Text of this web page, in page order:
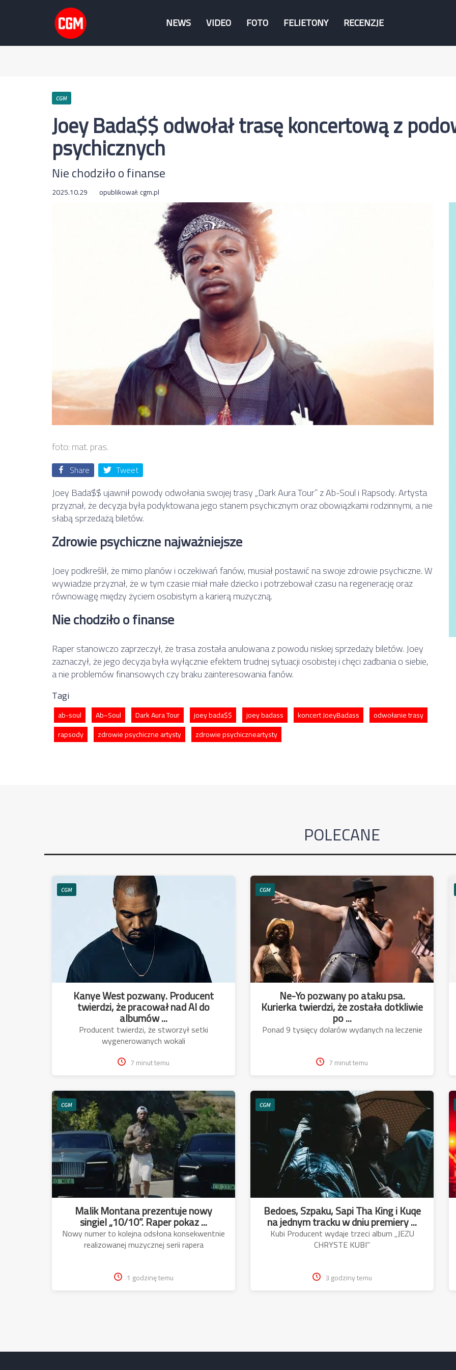
NEWS VIDEO FOTO FELIETONY RECENZJE
CGM
Joey Bada$$ odwołał trasę koncertową z
psychicznych
Nie chodziło o finanse
2025.10.29 opublikował:cgm.pl
foto: mat. pras.
Share Tweet
Joey Bada$$ ujawnił powody odwołania swojej trasy „Dark Aura Tour” z Ab-Soul i Rapsody. Artysta
przyznał, że decyzja była podyktowana jego stanem psychicznym oraz obowiązkami rodzinnymi, a nie
słabą sprzedażą biletów.
Zdrowie psychiczne najważniejsze
Joey podkreślił, że mimo planów i oczekiwań fanów, musiał postawić na swoje zdrowie psychiczne. W
wywiadzie przyznał, że w tym czasie miał małe dziecko i potrzebował czasu na regenerację oraz
równowagę między życiem osobistym a karierą muzyczną.
Nie chodziło o finanse
Raper stanowczo zaprzeczył, że trasa została anulowana z powodu niskiej sprzedaży biletów. Joey
zaznaczył, że jego decyzja była wyłącznie efektem trudnej sytuacji osobistej i chęci zadbania o siebie,
a nie problemów finansowych czy braku zainteresowania fanów.
Tagi
ab-soul Ab−Soul Dark Aura Tour joey bada$$ joey badass koncert JoeyBadass
odwołanie trasy
rapsody
zdrowie psychiczne artysty zdrowie psychiczneartysty
POLECANE
CGM
Kanye West pozwany. Producent
twierdzi, że pracował nad AI do
albumów ...
Producent twierdzi, że stworzył setki
wygenerowanych wokali
7 minut temu
CGM
Ne-Yo pozwany po ataku psa.
Kurierka twierdzi, że została dotkliwie
po ...
Ponad 9 tysięcy dolarów wydanych na leczenie
7 minut temu
CGM
Malik Montana prezentuje nowy
singiel „10/10”. Raper pokaz ...
Nowy numer to kolejna odsłona konsekwentnie
realizowanej muzycznej serii rapera
1 godzinę temu
CGM
Bedoes, Szpaku, Sapi Tha King i Kuqe
na jednym tracku w dniu premiery ...
Kubi Producent wydaje trzeci album „JEZU
CHRYSTE KUBI”
3 godziny temu